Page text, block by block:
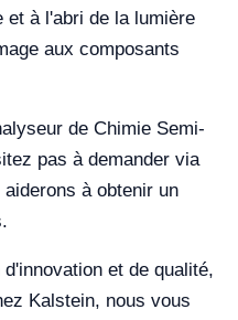
et à l'abri de la lumière
aux composants
de Chimie Semi-
pas à demander via
à obtenir un
et de qualité,
Kalstein, nous vous